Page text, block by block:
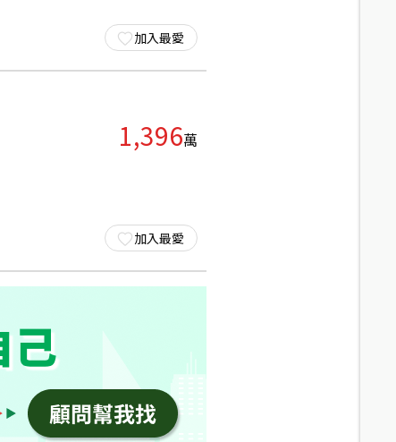
加入最愛
1,396萬
加入最愛